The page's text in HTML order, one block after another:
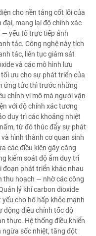
cho nền tảng cốt lõi của
mang lại độ chính xác
yếu tố trực tiếp ảnh
tác. Công nghệ này tích
tác, liên tục giám sát
và các mô hình lưu
ưu cho sự phát triển của
ứng tức thì trước những
chỉnh vi mô mà người vận
với độ chính xác tương
duy trì các khoảng nhiệt
từ đó thúc đẩy sự phát
hình thành cơ quan sinh
các điều kiện gây căng
kiểm soát độ ẩm duy trì
phát triển khác nhau
thu hoạch — nhờ các công
lý khí carbon dioxide
cho hô hấp khỏe mạnh
động điều chỉnh tốc độ
thực. Hệ thống điều khiển
ngừa sốc nhiệt, tăng đột